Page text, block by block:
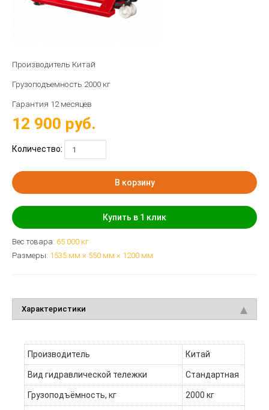
Производитель Китай
Грузоподъемность 2000 кг
Гарантия 12 месяцев
12 900 руб.
Количество:
В корзину
Купить в 1 клик
Вес товара: 65.000 кг
Размеры: 1535 мм × 550 мм × 1200 мм
Характеристики
Производитель Китай
Вид гидравлической тележки Стандартная
Грузоподъёмность, кг 2000 кг